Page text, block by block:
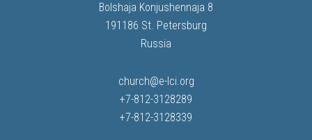
Bolshaja Konjushennaja 8
191186 St. Petersburg
Russia
church@e-lci.org
+7-812-3128289
+7-812-3128339